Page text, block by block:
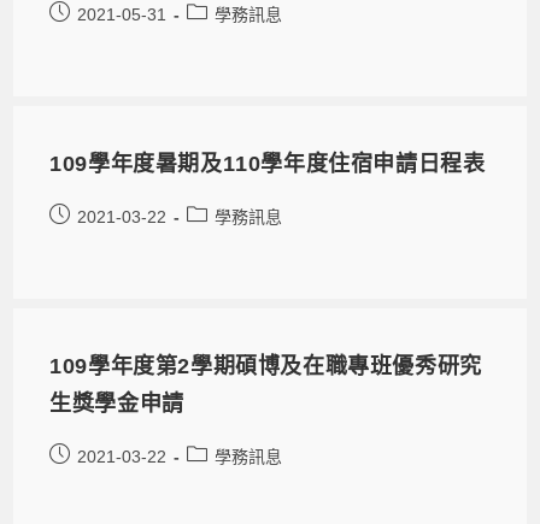
2021-05-31 學務訊息
109學年度暑期及110學年度住宿申請日程表
2021-03-22 學務訊息
109學年度第2學期碩博及在職專班優秀研究
生獎學金申請
2021-03-22 學務訊息